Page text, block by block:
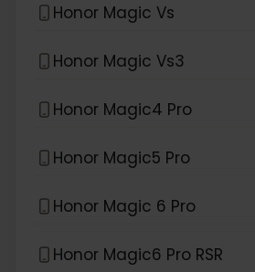
Honor Magic Vs
Honor Magic Vs3
Honor Magic4 Pro
Honor Magic5 Pro
Honor Magic 6 Pro
Honor Magic6 Pro RSR